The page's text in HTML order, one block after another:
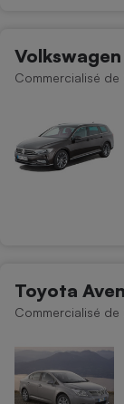
Commercialisé
Toyota
Commercialisé